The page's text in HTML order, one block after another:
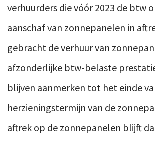
verhuurders die vóór 2023 de btw
aanschaf van zonnepanelen in
gebracht de verhuur van
afzonderlijke btw-belaste
blijven aanmerken tot het einde
herzieningstermijn van de
aftrek op de zonnepanelen blijft